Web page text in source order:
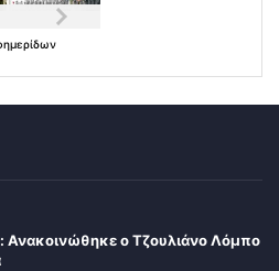
Ανακοινώθηκε ο Τζουλιάνο Λόμπο